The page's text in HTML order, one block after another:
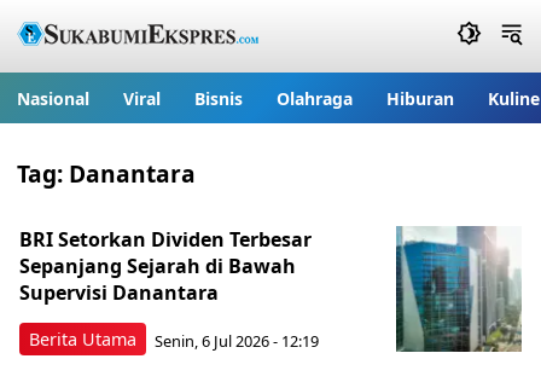
Nasional Viral Bisnis Olahraga Hiburan
Tag: Danantara
Berita Utama
BRI Setorkan Dividen Terbesar
Sepanjang Sejarah di Bawah
Supervisi Danantara
Senin, 6 Jul 2026 - 12:19